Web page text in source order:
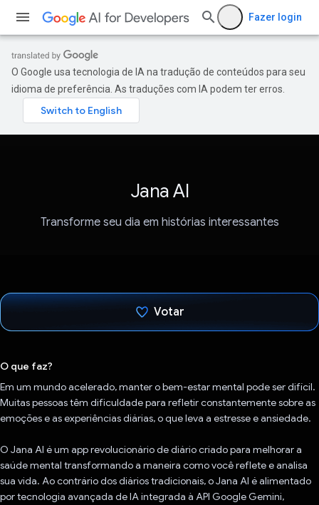
Fazer login
O Google usa tecnologia de IA na tradução de conteúdos para seu
idioma de preferência. As traduções com IA podem ter erros.
Jana AI
Transforme seu dia em histórias interessantes
Votar
O que faz?
Em um mundo acelerado, manter o bem-estar mental pode ser difícil.
Muitas pessoas têm dificuldade para refletir constantemente sobre as
emoções e as experiências diárias, o que leva a estresse e ansiedade.
O Jana AI é um app revolucionário de diário criado para melhorar a
saúde mental transformando a maneira como você reflete e analisa
sua vida. Ao contrário dos diários tradicionais, o Jana AI é alimentado
por tecnologia avançada de IA integrada à API Google Gemini,